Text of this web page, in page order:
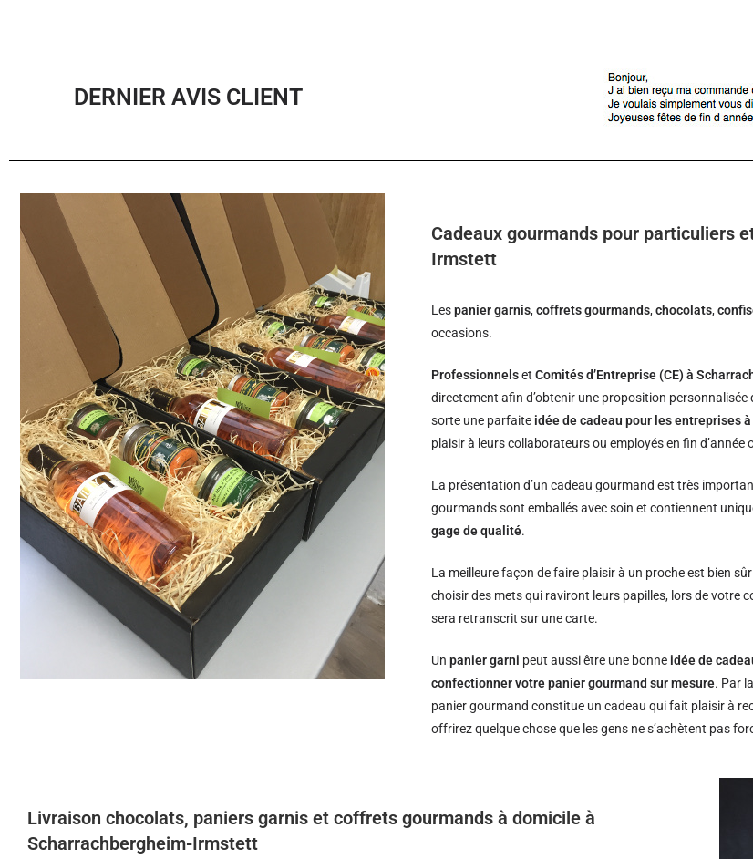
DERNIER AVIS CLIENT
Cadeaux gourmands pour particuliers
Irmstett
Lespanier garnis,coffrets gourmands,chocolats,
occasions.
ProfessionnelsetComités d’Entreprise (CE) à
directement afin d’obtenir une proposition
sorte une parfaite idée de cadeau pour les entreprises
plaisir à leurs collaborateurs ou employés en fin d’année
La présentation d’un cadeau gourmand est très
gourmands sont emballés avec soin et contiennent
gage de qualité.
La meilleure façon de faire plaisir à un proche est bien
choisir des mets qui raviront leurs papilles, lors de votre
sera retranscrit sur une carte.
Unpanier garni peut aussi être une bonne idée de
confectionner votre panier gourmand sur mesure. Par
panier gourmand constitue un cadeau qui fait plaisir à
offrirez quelque chose que les gens ne s’achètent pas
Livraison chocolats, paniers garnis et coffrets gourmands à domicile à
Scharrachbergheim-Irmstett